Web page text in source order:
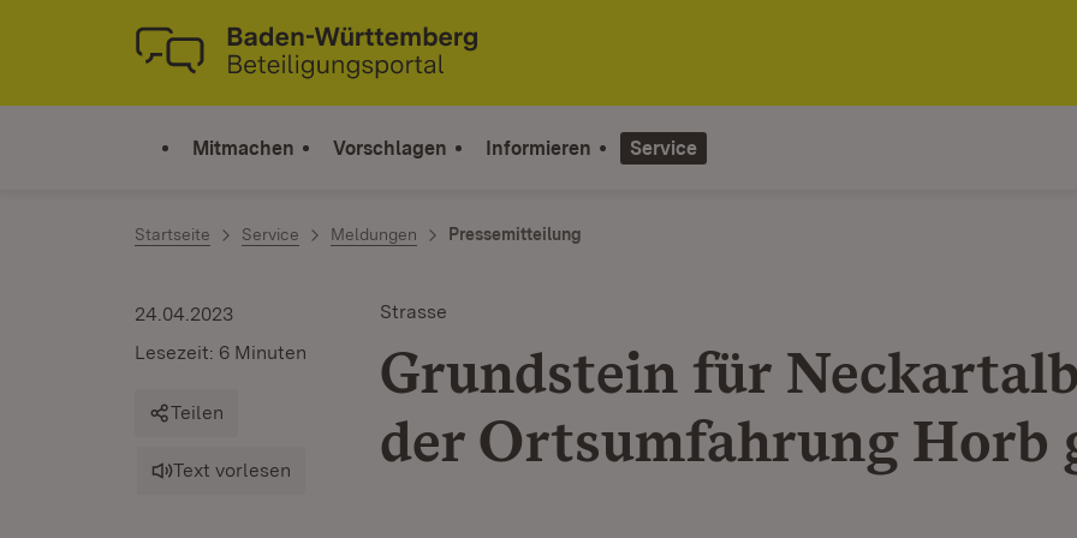
Zum Inhalt springen
Link zur Startseite
Mitmachen Vorschlagen Informieren Service
Startseite Service Meldungen Pressemitteilung
Strasse
Grundstein für
der Ortsumfahrung Horb
24.04.2023
Lesezeit: 6 Minuten
Teilen
Text vorlesen